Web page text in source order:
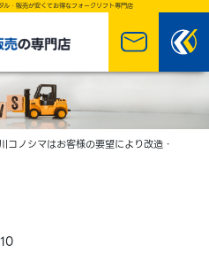
・販売が安くてお得なフォークリフト専門店
ノシマはお客様の要望により改造・